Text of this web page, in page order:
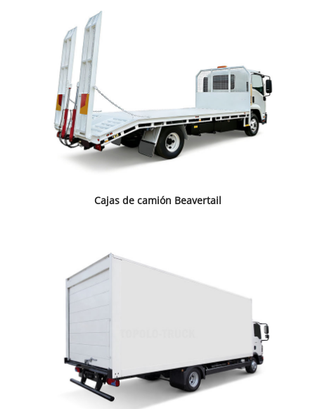
Cajas de camión Beavertail